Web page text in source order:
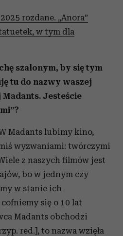
rozdane. „Anora”
w tym dla
szalonym, by się tym
tu do nazwy waszej
Jesteście
Madants lubimy kino,
wyzwaniami: twórczymi
z naszych filmów jest
bo w jednym czy
w stanie ich
się o 10 lat
Madants obchodzi
red.], to nazwa wzięła